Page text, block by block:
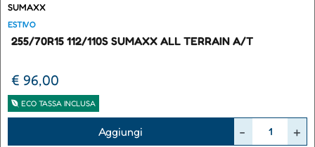
SUMAXX
ESTIVO
255/70R15 112/110S SUMAXX ALL TERRAIN A/T
€ 96,00
ECO TASSA INCLUSA
Aggiungi